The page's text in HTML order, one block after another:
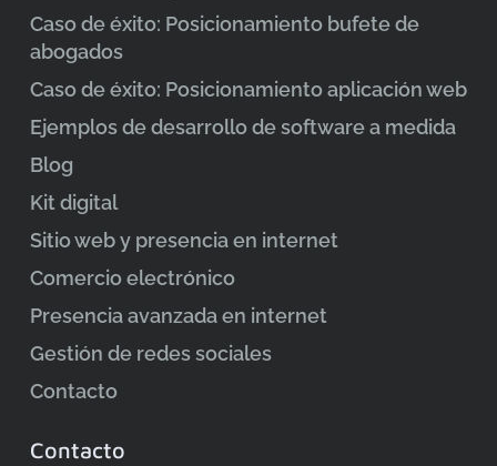
Caso de éxito: Posicionamiento bufete de
abogados
Caso de éxito: Posicionamiento aplicación web
Ejemplos de desarrollo de software a medida
Blog
Kit digital
Sitio web y presencia en internet
Comercio electrónico
Presencia avanzada en internet
Gestión de redes sociales
Contacto
Contacto